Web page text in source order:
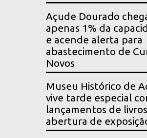
Açude Dourado
apenas 1% da
e acende alerta para
abastecimento de
Novos
Museu Histórico de
vive tarde especial
lançamentos de
abertura de